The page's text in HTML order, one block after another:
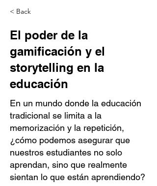
< Back
El poder de la
gamificación y el
storytelling en la
educación
En un mundo donde la educación
tradicional se limita a la
memorización y la repetición,
¿cómo podemos asegurar que
nuestros estudiantes no solo
aprendan, sino que realmente
sientan lo que están aprendiendo?